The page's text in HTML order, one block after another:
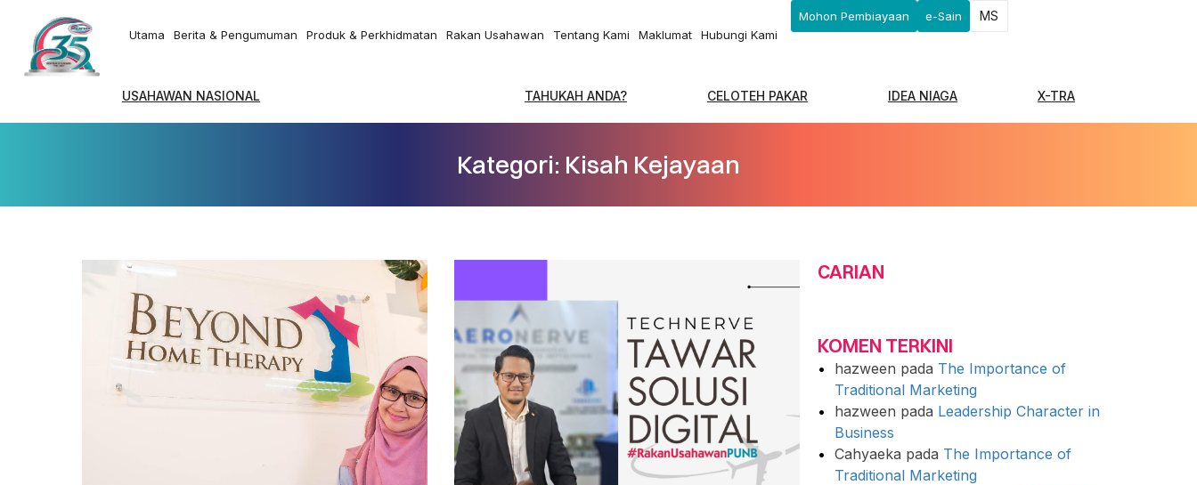
Utama Berita & Pengumuman Produk & Perkhidmatan Rakan Usahawan Tentang Kami Maklumat Hubungi Kami
Mohon Pembiayaan e-Sain MS
USAHAWAN NASIONAL TAHUKAH ANDA? CELOTEH PAKAR IDEA NIAGA X-TRA
Kategori: Kisah Kejayaan
CARIAN
KOMEN TERKINI
hazween pada The Importance of
Traditional Marketing
hazween pada Leadership Character in
Business
Cahyaeka pada The Importance of
Traditional Marketing